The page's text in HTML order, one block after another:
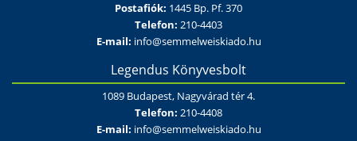
Postafiók: 1445 Bp. Pf. 370
Telefon: 210-4403
E-mail: info@semmelweiskiado.hu
Legendus Könyvesbolt
1089 Budapest, Nagyvárad tér 4.
Telefon: 210-4408
E-mail: info@semmelweiskiado.hu